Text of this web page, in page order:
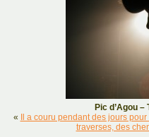
Pic d’Agou –
«
Il a couru pendant des jours
traverses, des